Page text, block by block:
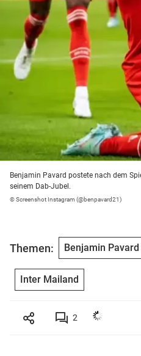
Benjamin Pavard postete nach dem
seinem Dab-Jubel.
© Screenshot Instagram (@benpavard21)
Themen: Benjamin Pavard
Inter Mailand
2